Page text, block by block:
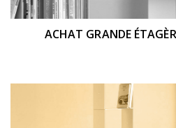
ACHAT GRANDE